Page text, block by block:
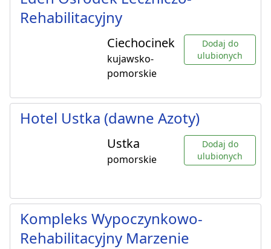
Rehabilitacyjny
Ciechocinek
kujawsko-
pomorskie
Dodaj do
ulubionych
Hotel Ustka (dawne Azoty)
Ustka
pomorskie
Dodaj do
ulubionych
Kompleks Wypoczynkowo-
Rehabilitacyjny Marzenie